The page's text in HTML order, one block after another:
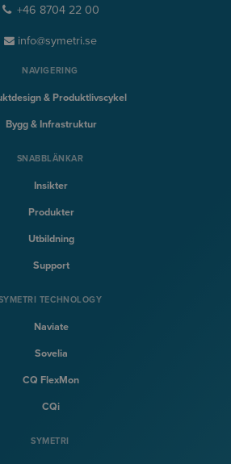
+46 8704 22 00
info@symetri.se
NAVIGERING
& Produktlivscykel
Bygg & Infrastruktur
SNABBLÄNKAR
Insikter
Produkter
Utbildning
Support
TECHNOLOGY
Naviate
Sovelia
CQ FlexMon
CQi
SYMETRI